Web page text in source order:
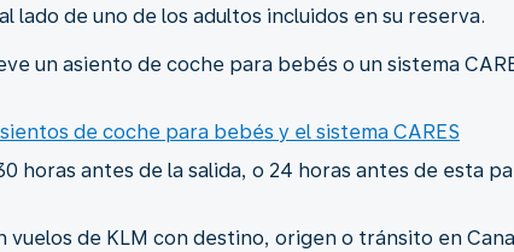
lado de uno de los adultos incluidos en su reserva.
un asiento de coche para bebés o un sistema
de coche para bebés y el sistema CARES
horas antes de la salida, o 24 horas antes de esta
vuelos de KLM con destino, origen o tránsito en